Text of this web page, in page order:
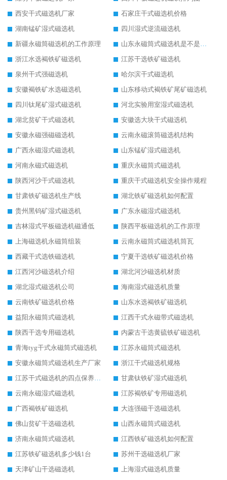
西安干式磁选机厂家
石家庄干式磁选机价格
湖南锰矿湿式磁选机
四川湿式逆流磁选机
新疆永磁筒磁选机的工作原理
山东永磁筒式磁选机是不是强磁
浙江水选褐铁矿磁选机
江苏干选铁矿磁选机
泉州干式强磁选机
哈尔滨干式磁选机
安徽褐铁矿水选磁选机
山东移动式褐铁矿尾矿磁选机
四川钛尾矿湿式磁选机
河北实验用室湿式磁选机
湖北贫矿干式磁选机
安徽选大块干式磁选机
安徽永磁强磁磁选机
云南永磁滚筒磁选机结构
广西永磁湿式磁选机
山东锰矿湿式磁选机
河南永磁式磁选机
重庆永磁筒式磁选机
陕西河沙干式磁选机
重庆干式磁选机安全操作规程
甘肃铁矿磁选机生产线
湖北铁矿磁选机如何配置
贵州黑钨矿湿式磁选机
广东永磁湿式磁选机
吉林湿式平板磁选机磁通低
陕西平板磁选机的工作原理
上海磁选机永磁筒组装
云南永磁筒式磁选机筒瓦
西藏干式选铁磁选机
宁夏干选铁矿磁选机价格
江西河沙磁选机介绍
湖北河沙磁选机材质
湖北湿式磁选机公司
海南湿式磁选机质量
云南铁矿磁选机价格
山东水选褐铁矿磁选机
益阳永磁筒式磁选机
江西干式永磁带式磁选机
陕西干选专用磁选机
内蒙古干选黄硫铁矿磁选机
青海tyg干式永磁筒式磁选机
江苏永磁筒式磁选机
安徽永磁筒式磁选机生产厂家
浙江干式磁选机规格
江苏干式磁选机的四点保养秘籍
甘肃钛铁矿湿式磁选机
云南永磁湿式磁选机
江苏褐铁矿专用磁选机
广西褐铁矿磁选机
大连强磁干选磁选机
佛山贫矿干选磁选机
山西永磁筒式磁选机
济南永磁筒式磁选机
江西铁矿磁选机如何配置
江苏铁矿磁选机多少钱1台
苏州干选磁选机厂家
天津矿山干选磁选机
上海湿式磁选机质量